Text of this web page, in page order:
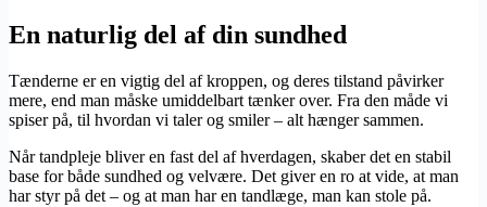
En naturlig del af din sundhed
Tænderne er en vigtig del af kroppen, og deres tilstand påvirker
mere, end man måske umiddelbart tænker over. Fra den måde vi
spiser på, til hvordan vi taler og smiler – alt hænger sammen.
Når tandpleje bliver en fast del af hverdagen, skaber det en stabil
base for både sundhed og velvære. Det giver en ro at vide, at man
har styr på det – og at man har en tandlæge, man kan stole på.